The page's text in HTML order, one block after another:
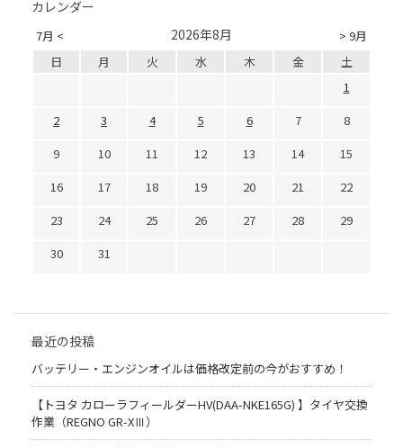
カレンダー
7月 < > 9月
2026年8月
日 月 火 水 木 金
土
1
2
3 4 5 6 7
8
9
10 11 12 13 14
15
16
17 18 19 20 21
22
23
24 25 26 27 28
29
30
31
最近の投稿
バッテリー・エンジンオイルは価格改定前の今がおすすめ！
【トヨタ カローラフィールダーHV(DAA-NKE165G) 】タイヤ交換
作業（REGNO GR-XⅢ）